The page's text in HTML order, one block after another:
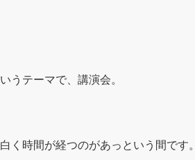
うテーマで、講演会。
く時間が経つのがあっという間です。